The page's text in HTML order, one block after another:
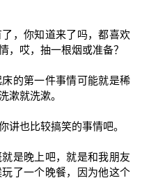
，你知道来了吗，都喜欢
，哎，抽一根烟或准备？
的第一件事情可能就是稀
漱就洗漱。
讲也比较搞笑的事情吧。
是晚上吧，就是和我朋友
了一个晚餐，因为他这个